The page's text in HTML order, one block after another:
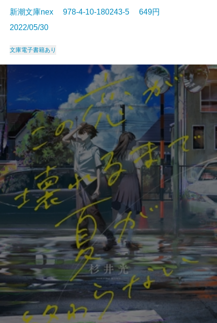
新潮文庫nex 978-4-10-180243-5 649円
2022/05/30
文庫電子書籍あり